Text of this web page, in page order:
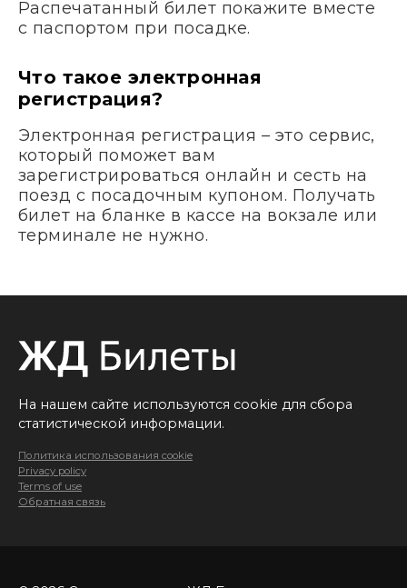
Распечатанный билет покажите вместе
с паспортом при посадке.
Что такое электронная
регистрация?
Электронная регистрация – это сервис,
который поможет вам
зарегистрироваться онлайн и сесть на
поезд с посадочным купоном. Получать
билет на бланке в кассе на вокзале или
терминале не нужно.
На нашем сайте используются cookie для сбора
статистической информации.
Политика использования cookie
Privacy policy
Terms of use
Обратная связь